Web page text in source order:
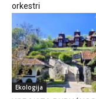
orkestri
Ekologija